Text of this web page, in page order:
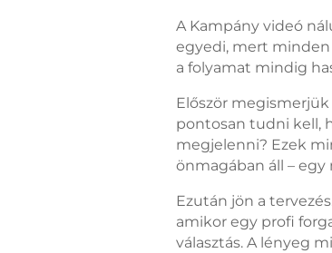
A Kampány videó
egyedi, mert minden
a folyamat mindig
Először
pontosan tudni kell,
megjelenni? Ezek
önmagában áll –
Ezután jön a
amikor egy profi
választás. A lényeg